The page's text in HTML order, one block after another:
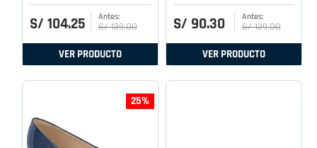
S/ 104.25 S/ 139.00
VER PRODUCTO
S/ 90.30 S/ 129.00
VER PRODUCTO
25%